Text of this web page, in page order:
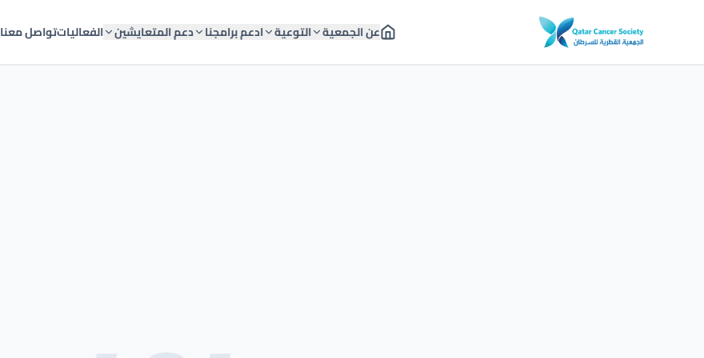
عن الجمعية التوعية ادعم برامجنا دعم المتعايشين الفعالياتتواصل معنا